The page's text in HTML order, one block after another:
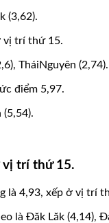
(3,62).
vị trí thứ 15.
TháiNguyên
điểm 5,97.
vị trí thứ 15.
là 4,93, xếp ở vị trí
là Đăk Lăk